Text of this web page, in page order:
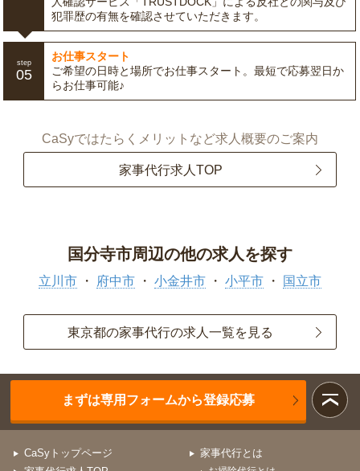
犯罪歴の有無を確認させていただきます。
step
05
お仕事スタート
ご希望の日時と場所でお仕事スタート。最短で応募翌日か
らお仕事可能♪
CaSyではたらくメリットなど求人概要のご案内
家事代行求人TOP
国分寺市周辺の他の求人を探す
立川市 府中市 小金井市 小平市 国立市
東京都の家事代行の求人一覧を見る
まずは専用フォームから登録応募
CaSyトップページ
家事代行とは